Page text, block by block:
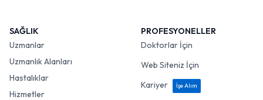
SAĞLIK
Uzmanlar
Uzmanlık Alanları
Hastalıklar
Hizmetler
PROFESYONELLER
Doktorlar İçin
Web Siteniz İçin
Kariyer
İşe Alım